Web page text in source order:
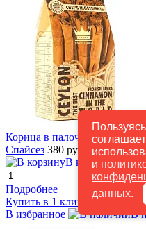
и
данных.
Корица в палочках
Спайсез 380 руб.
/ шт
В корзину
Подробнее
Купить в 1 клик
К сравнению
В избранное
В